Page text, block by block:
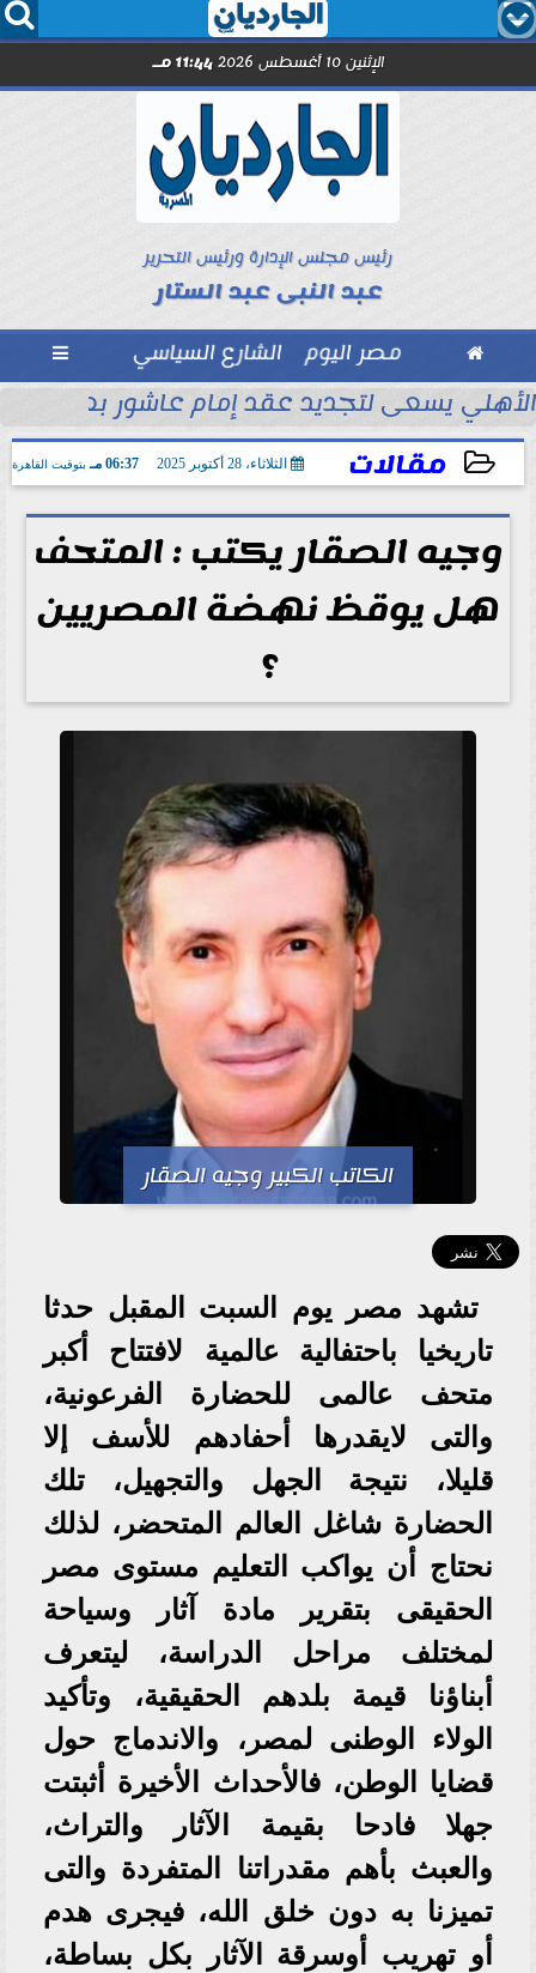
  
الإثنين 10 أغسطس 2026 11:44 مـ
رئيس مجلس الإدارة ورئيس التحرير
عبد النبى عبد الستار
 مصر اليوم الشارع السياسي 
الأهلي يسعى لتجديد عقد إمام عاشور بعد
مقالات الثلاثاء، 28 أكتوبر 2025 06:37 مـ بتوقيت القاهرة
2025-10-28 18:37:08
وجيه الصقار يكتب : المتحف
هل يوقظ نهضة المصريين
؟
الكاتب الكبير وجيه الصقار
تشهد مصر يوم السبت المقبل حدثا
تاريخيا باحتفالية عالمية لافتتاح أكبر
متحف عالمى للحضارة الفرعونية،
والتى لايقدرها أحفادهم للأسف إلا
قليلا، نتيجة الجهل والتجهيل، تلك
الحضارة شاغل العالم المتحضر، لذلك
نحتاج أن يواكب التعليم مستوى مصر
الحقيقى بتقرير مادة آثار وسياحة
لمختلف مراحل الدراسة، ليتعرف
أبناؤنا قيمة بلدهم الحقيقية، وتأكيد
الولاء الوطنى لمصر، والاندماج حول
قضايا الوطن، فالأحداث الأخيرة أثبتت
جهلا فادحا بقيمة الآثار والتراث،
والعبث بأهم مقدراتنا المتفردة والتى
تميزنا به دون خلق الله، فيجرى هدم
أو تهريب أوسرقة الآثار بكل بساطة،